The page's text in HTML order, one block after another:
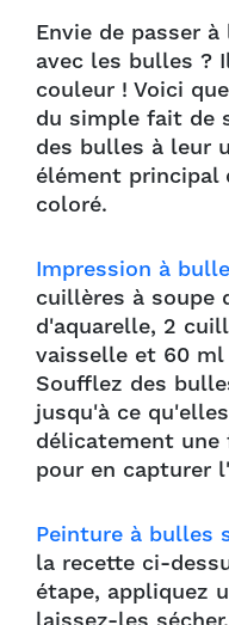
Envie de passer
avec les bulles ?
couleur ! Voici
du simple fait de
des bulles à leur
élément principal
coloré.
Impression à
cuillères à soupe
d'aquarelle, 2
vaisselle et 60
Soufflez des
jusqu'à ce
délicatement une
pour en capturer
Peinture à bulles
la recette ci-
étape, appliquez